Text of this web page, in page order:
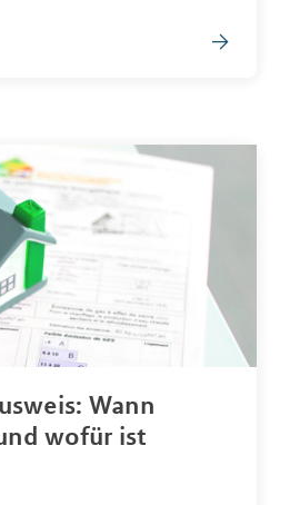
Wann
wofür ist